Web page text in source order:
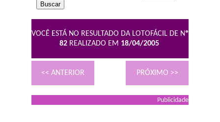
VOCÊ ESTÁ NO RESULTADO DA LOTOFÁCIL DE Nº
82 REALIZADO EM 18/04/2005
<< ANTERIOR PRÓXIMO >>
Publicidade